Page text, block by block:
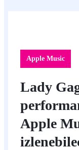
Apple Music
Lady
Apple